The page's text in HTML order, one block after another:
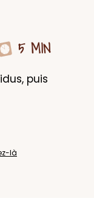
5 MIN
puis
là